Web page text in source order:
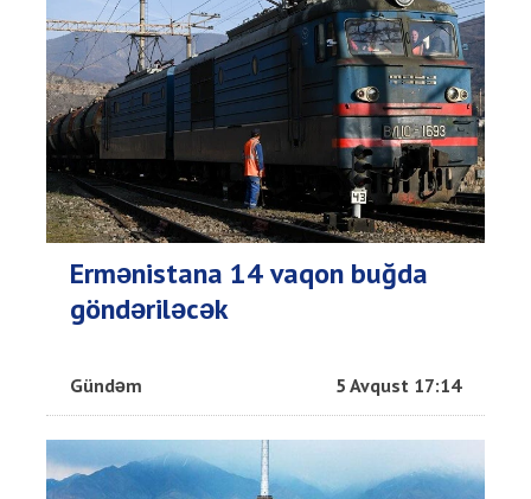
Ermənistana 14 vaqon buğda
göndəriləcək
Gündəm 5 Avqust 17:14